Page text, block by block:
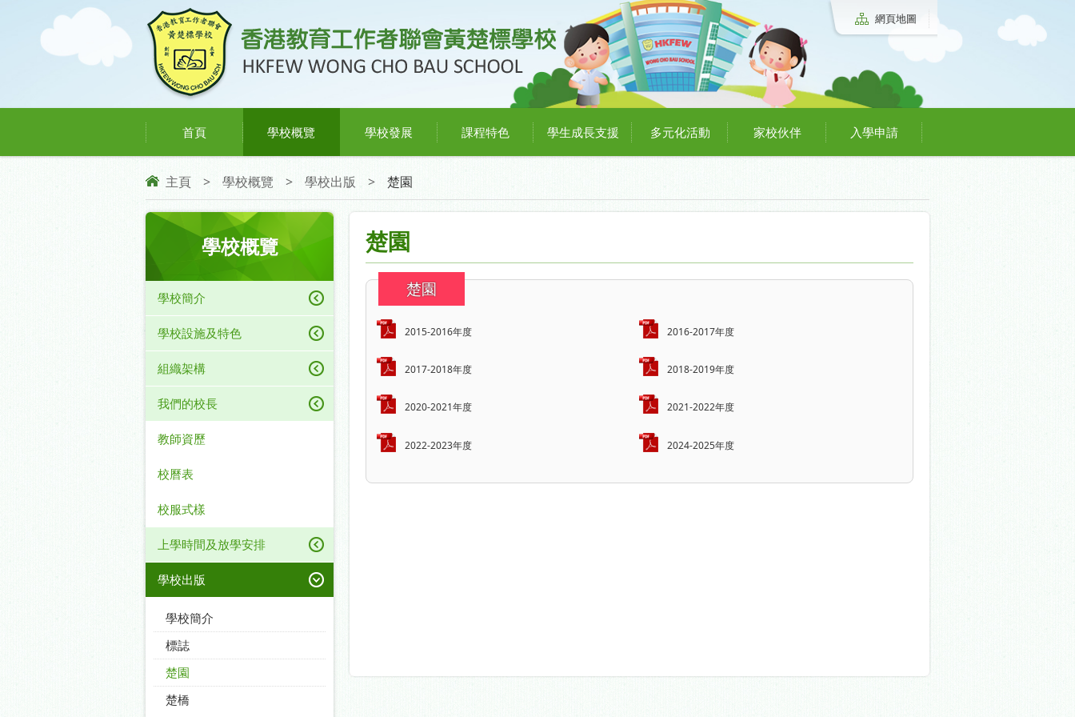
網頁地圖
首頁 學校概覽 學校發展 課程特色 學生成長支援 多元化活動 家校伙伴 入學申請
主頁 > 學校概覽 > 學校出版 > 楚園
學校概覽
學校簡介
學校設施及特色
組織架構
我們的校長
教師資歷
校曆表
校服式樣
上學時間及放學安排
學校出版
學校簡介
標誌
楚園
楚橋
楚園
楚園
2015-2016年度 2016-2017年度
2017-2018年度 2018-2019年度
2020-2021年度 2021-2022年度
2022-2023年度 2024-2025年度